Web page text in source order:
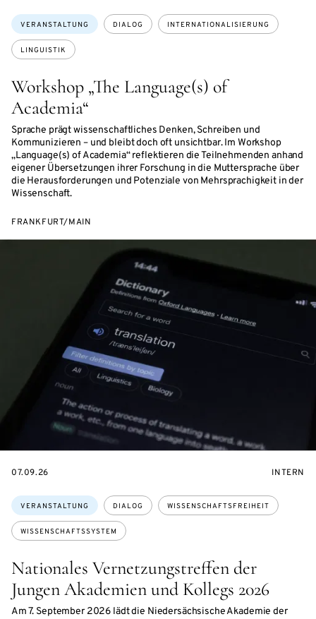
Workshop „The Language(s) of
Academia“
Sprache prägt wissenschaftliches Denken, Schreiben und
Kommunizieren – und bleibt doch oft unsichtbar. Im Workshop
„Language(s) of Academia“ reflektieren die Teilnehmenden anhand
eigener Übersetzungen ihrer Forschung in die Muttersprache über
die Herausforderungen und Potenziale von Mehrsprachigkeit in der
Wissenschaft.
Themen:
VERANSTALTUNG DIALOG INTERNATIONALISIERUNG
LINGUISTIK
FRANKFURT/MAIN
Nationales Vernetzungstreffen der
Jungen Akademien und Kollegs 2026
Am 7. September 2026 lädt die Niedersächsische Akademie der
Themen:
VERANSTALTUNG DIALOG WISSENSCHAFTSFREIHEIT
WISSENSCHAFTSSYSTEM
EVENTBEGINSON
07.09.26 INTERN